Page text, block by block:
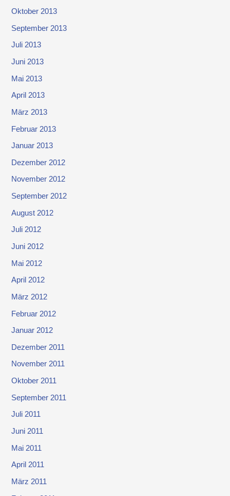
Oktober 2013
September 2013
Juli 2013
Juni 2013
Mai 2013
April 2013
März 2013
Februar 2013
Januar 2013
Dezember 2012
November 2012
September 2012
August 2012
Juli 2012
Juni 2012
Mai 2012
April 2012
März 2012
Februar 2012
Januar 2012
Dezember 2011
November 2011
Oktober 2011
September 2011
Juli 2011
Juni 2011
Mai 2011
April 2011
März 2011